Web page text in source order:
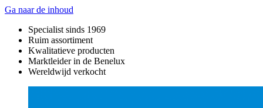
Ga naar de inhoud
Specialist sinds 1969
Ruim assortiment
Kwalitatieve producten
Marktleider in de Benelux
Wereldwijd verkocht